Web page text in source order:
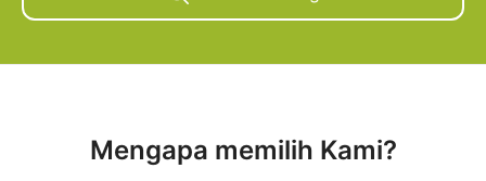
Mengapa memilih Kami?